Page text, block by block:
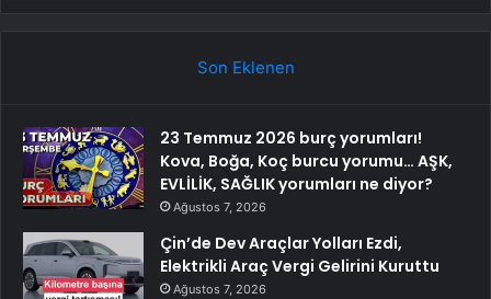
Son Eklenen
23 Temmuz 2026 burç yorumları!
Kova, Boğa, Koç burcu yorumu… AŞK,
EVLİLİK, SAĞLIK yorumları ne diyor?
Ağustos 7, 2026
Çin’de Dev Araçlar Yolları Ezdi,
Elektrikli Araç Vergi Gelirini Kuruttu
Ağustos 7, 2026